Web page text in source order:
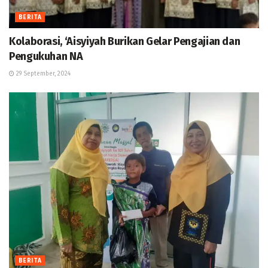
BERITA
Kolaborasi, ‘Aisyiyah Burikan Gelar Pengajian dan
Pengukuhan NA
29 September, 2024
BERITA